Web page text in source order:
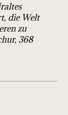
die Welt
zu
368